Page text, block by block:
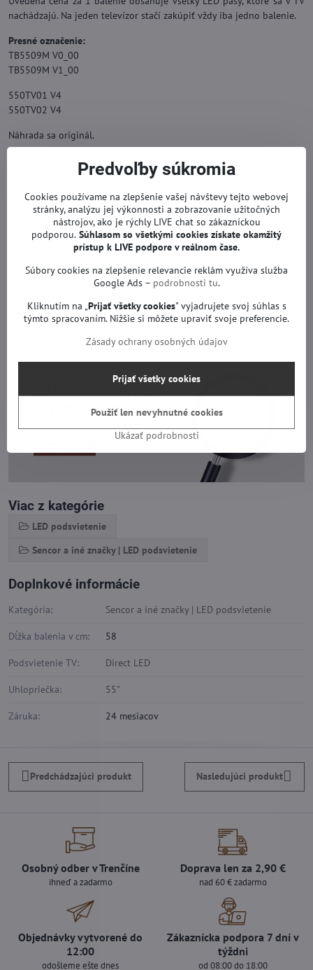
nachádzajú. Na jeden televízor stačí zakúpiť vždy iba jedno balenie.
Presné označenie:
TB5509M V0_00
TB5509M V1_00
550TV01 V4
550TV02 V4
Náhrada sa originál.
Podsvietenie TV so zárukou.
Panasonic TX-55AXW634, Panasonic TX-55DS500B, Panasonic TX-
55DS500E, Panasonic TX-55DS503E, Panasonic TX-55DSU501,
Panasonic TX-55DSW504, Panasonic TX-55DX600B, Panasonic TX-
55DX600E, Panasonic TX-55DX635E, Panasonic TX-55DX650B,
55DXW604, Panasonic TX-55DXW654, Panasonic TX-55DXX689,
Panasonic TX-55EX603 a iné.
Pre obrazovky: 96.55S10.002, L5EDDYY00688, LC550EQY (SJ) (A5),
TZTZL01BMWE, TZTZL01ZWVE, L5EDDYY00872, L5EDDYY00849,
Viac z kategórie
LED podsvietenie
Sencor a iné značky | LED podsvietenie
Doplnkové informácie
Kategória: Sencor a iné značky | LED podsvietenie
Dĺžka balenia v cm: 58
Podsvietenie TV: Direct LED
Uhlopriečka: 55"
Záruka: 24 mesiacov
Predchádzajúci produkt Nasledujúci produkt
Osobný odber v Trenčíne
ihneď a zadarmo
Doprava len za 2,90 €
nad 60 € zadarmo
Objednávky vytvorené do
12:00
odošleme ešte dnes
Zákaznícka podpora 7 dní v
týždni
od 08:00 do 18:00
Predvoľby súkromia
Cookies používame na zlepšenie vašej návštevy tejto webovej
stránky, analýzu jej výkonnosti a zobrazovanie užitočných
nástrojov, ako je rýchly LIVE chat so zákazníckou
podporou. Súhlasom so všetkými cookies získate okamžitý
prístup k LIVE podpore v reálnom čase.
Súbory cookies na zlepšenie relevancie reklám využíva služba
Google Ads – podrobnosti tu.
Kliknutím na „Prijať všetky cookies" vyjadrujete svoj súhlas s
týmto spracovaním. Nižšie si môžete upraviť svoje preferencie.
Zásady ochrany osobných údajov
Ukázať podrobnosti
Prijať všetky cookies
Použiť len nevyhnutné cookies